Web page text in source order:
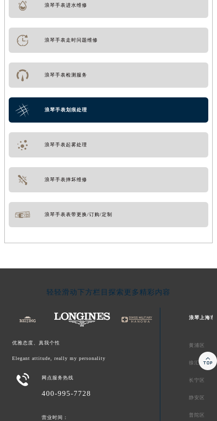
浪琴手表进水维修
浪琴手表走时问题维修
浪琴手表检测服务
浪琴手表划痕处理
浪琴手表起雾处理
浪琴手表摔坏维修
浪琴手表表带更换/订购/定制
轻轻滑动下方栏目探索更多精彩内容
优雅态度、真我个性
Elegant attitude, really my personality
 网点服务热线
400-995-7728
营业时间：
浪琴上海市
黄浦区
徐汇区
长宁区
静安区
普陀区
